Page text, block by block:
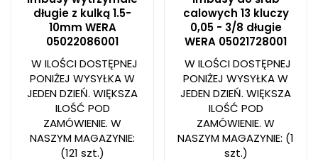
długie z kulką 1.5-
10mm WERA
05022086001
W ILOŚCI DOSTĘPNEJ
PONIŻEJ WYSYŁKA W
JEDEN DZIEŃ. WIĘKSZA
ILOŚĆ POD
ZAMÓWIENIE. W
NASZYM MAGAZYNIE:
(121 szt.)
calowych 13 kluczy
0,05 - 3/8 długie
WERA 05021728001
W ILOŚCI DOSTĘPNEJ
PONIŻEJ WYSYŁKA W
JEDEN DZIEŃ. WIĘKSZA
ILOŚĆ POD
ZAMÓWIENIE. W
NASZYM MAGAZYNIE: (1
szt.)